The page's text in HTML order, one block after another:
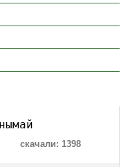
скачали: 1398